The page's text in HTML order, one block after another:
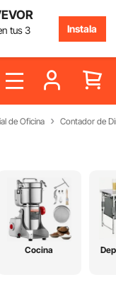
tus 3
Instala
de Oficina Contador de
Cocina